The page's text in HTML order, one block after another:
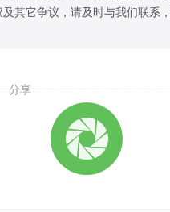
其它争议，请及时与我们联系
分享